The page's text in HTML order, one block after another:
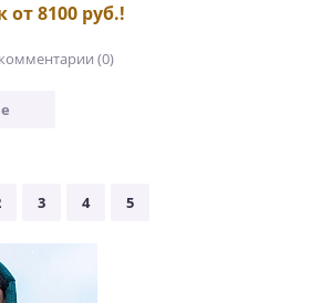
8100 руб.!
комментарии (0)
3 4 5